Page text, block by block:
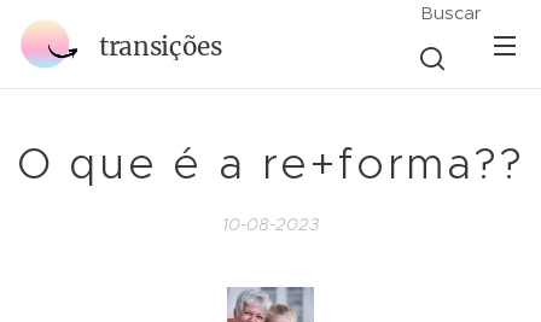
transições
Buscar
O que é a re+forma??
10-08-2023